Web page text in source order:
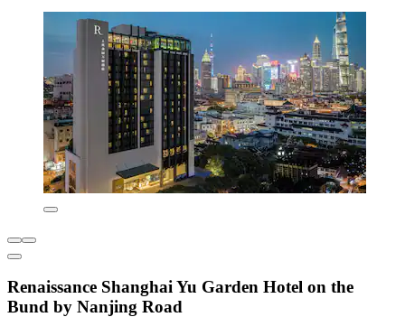
Renaissance Shanghai Yu Garden Hotel on the
Bund by Nanjing Road